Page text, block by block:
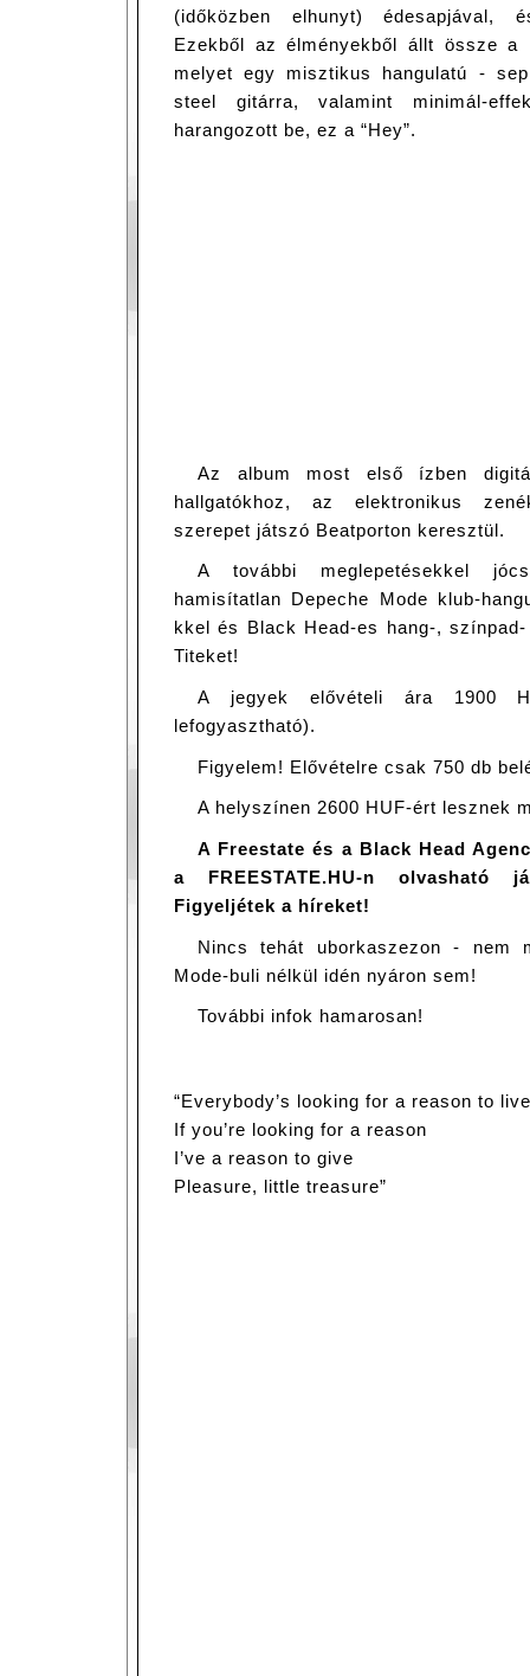
(időközben elhunyt) édesapjával,
Ezekből az élményekből állt össze a
melyet egy misztikus hangulatú -
steel gitárra, valamint minimál-
harangozott be, ez a “Hey”.
Az album most első ízben
hallgatókhoz, az elektronikus
szerepet játszó Beatporton keresztül.
A további meglepetésekkel
hamisítatlan Depeche Mode klub-
kkel és Black Head-es hang-,
Titeket!
A jegyek elővételi ára 1900
lefogyasztható).
Figyelem! Elővételre csak 750 db
A helyszínen 2600 HUF-ért lesznek
A Freestate és a Black Head
a FREESTATE.HU-n olvasható
Figyeljétek a híreket!
Nincs tehát uborkaszezon - nem
Mode-buli nélkül idén nyáron sem!
További infok hamarosan!
“Everybody’s looking for a reason to live
If you’re looking for a reason
I’ve a reason to give
Pleasure, little treasure”